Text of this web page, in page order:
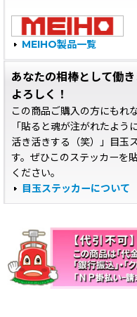
MEIHO製品一覧
あなたの相棒として働き
よろしく！
この商品ご購入の方にもれな
「貼ると魂が注がれたよう
活き活きする（笑）」目玉
す。ぜひこのステッカーを
ください。
目玉ステッカーについて